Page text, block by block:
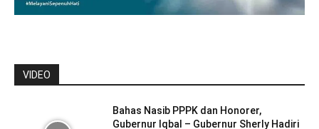
VIDEO
Bahas Nasib PPPK dan Honorer,
Gubernur Iqbal – Gubernur Sherly Hadiri